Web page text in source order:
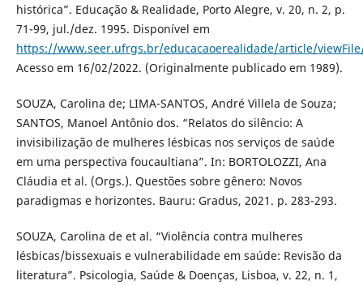
histórica”. Educação & Realidade, Porto Alegre, v. 20, n. 2, p.
71-99, jul./dez. 1995. Disponível em
https://www.seer.ufrgs.br/educacaoerealidade/article/
Acesso em 16/02/2022. (Originalmente publicado em 1989).
SOUZA, Carolina de; LIMA-SANTOS, André Villela de Souza;
SANTOS, Manoel Antônio dos. “Relatos do silêncio: A
invisibilização de mulheres lésbicas nos serviços de saúde
em uma perspectiva foucaultiana”. In: BORTOLOZZI, Ana
Cláudia et al. (Orgs.). Questões sobre gênero: Novos
paradigmas e horizontes. Bauru: Gradus, 2021. p. 283-293.
SOUZA, Carolina de et al. “Violência contra mulheres
lésbicas/bissexuais e vulnerabilidade em saúde: Revisão da
literatura”. Psicologia, Saúde & Doenças, Lisboa, v. 22, n. 1,